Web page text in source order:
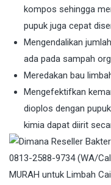
kompos sehingga
pupuk juga cepat
Mengendalikan
ada pada sampah
Meredakan bau
Mengefektifkan
dioplos dengan
kimia dapat diirit